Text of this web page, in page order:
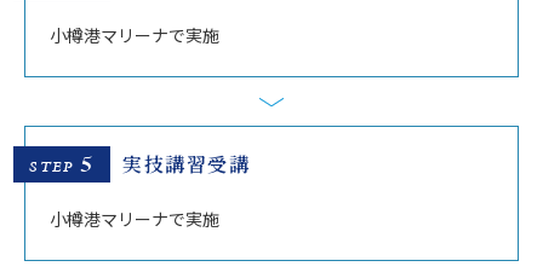
小樽港マリーナで実施
STEP 5 実技講習受講
小樽港マリーナで実施